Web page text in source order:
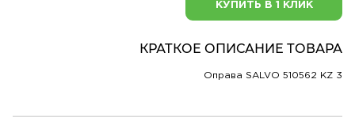
КУПИТЬ В 1 КЛИК
КРАТКОЕ ОПИСАНИЕ ТОВАРА
Оправа SALVO 510562 KZ 3